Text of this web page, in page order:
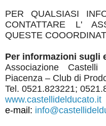
PER QUALSIASI
CONTATTARE L'
QUESTE
Per informazioni sugli
Associazione
Piacenza – Club di
Tel. 0521.823221;
www.castellidelducato.it
e-mail: